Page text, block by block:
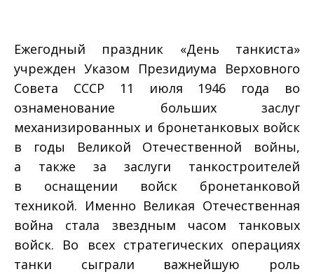
Ежегодный праздник «День танкиста»
учрежден Указом Президиума Верховного
Совета СССР 11 июля 1946 года во
ознаменование больших заслуг
механизированных и бронетанковых войск
в годы Великой Отечественной войны,
а также за заслуги танкостроителей
в оснащении войск бронетанковой
техникой. Именно Великая Отечественная
война стала звездным часом танковых
войск. Во всех стратегических операциях
танки сыграли важнейшую роль